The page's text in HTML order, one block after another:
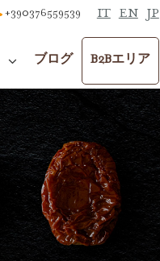
+390376559539 IT EN JP
ブログ B2Bエリア